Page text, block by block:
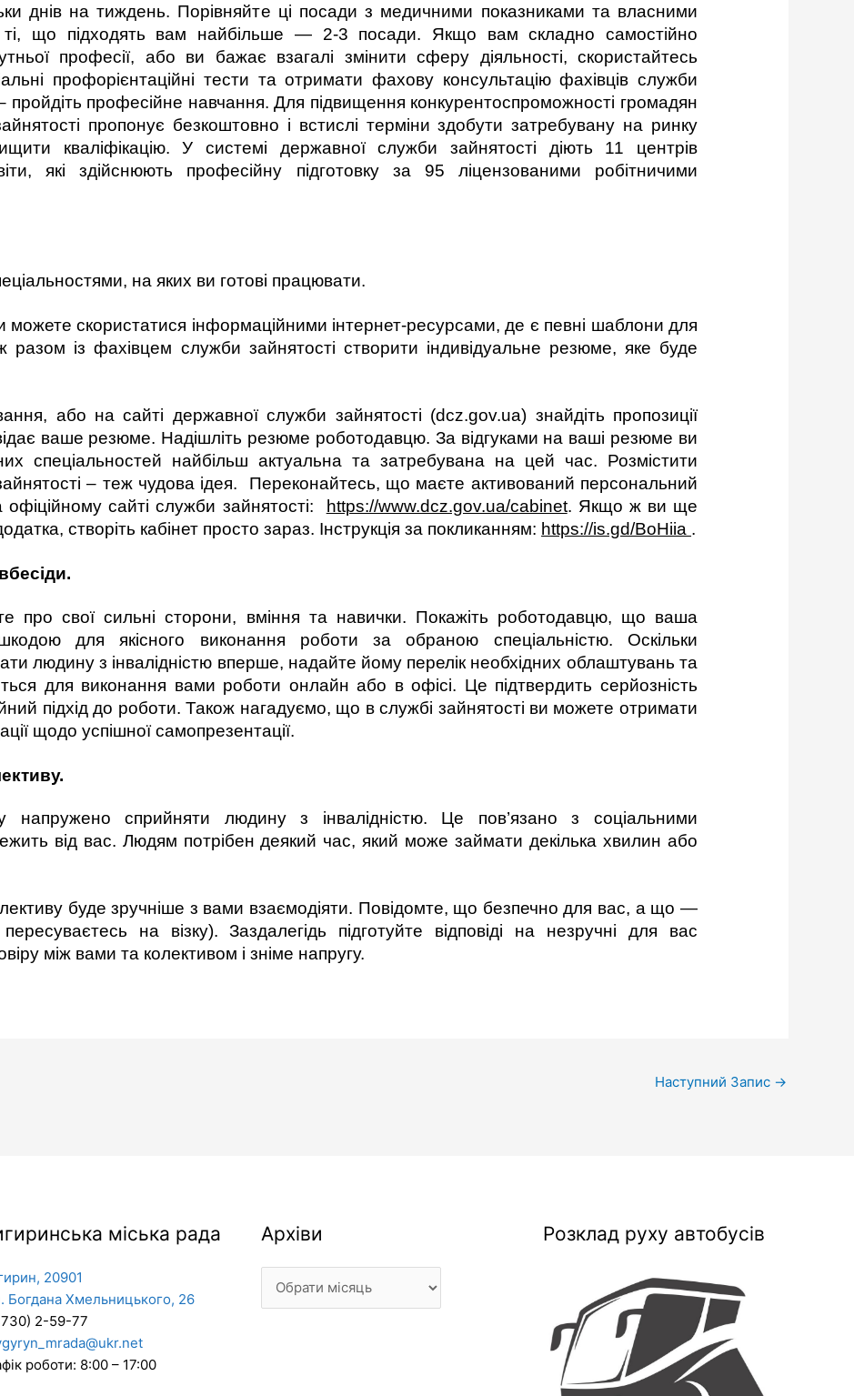
днів на тиждень. Порівняйте ці посади з медичними показниками та власними
ті, що підходять вам найбільше — 2-3 посади. Якщо вам складно самостійно
професії, або ви бажає взагалі змінити сферу діяльності, скористайтесь
профорієнтаційні тести та отримати фахову консультацію фахівців служби
пройдіть професійне навчання. Для підвищення конкурентоспроможності громадян
пропонує безкоштовно і встислі терміни здобути затребувану на ринку
кваліфікацію. У системі державної служби зайнятості діють 11 центрів
які здійснюють професійну підготовку за 95 ліцензованими робітничими
на яких ви готові працювати.
скористатися інформаційними інтернет-ресурсами, де є певні шаблони для
із фахівцем служби зайнятості створити індивідуальне резюме, яке буде
або на сайті державної служби зайнятості (dcz.gov.ua) знайдіть пропозиції
ваше резюме. Надішліть резюме роботодавцю. За відгуками на ваші резюме ви
спеціальностей найбільш актуальна та затребувана на цей час.
Розмістити
– теж чудова ідея. Переконайтесь, що маєте активований персональний
сайті служби зайнятості:
https://www.dcz.gov.ua/cabinet. Якщо ж ви ще
створіть кабінет просто зараз. Інструкція за покликанням: https://is.gd/BoHiia .
про свої сильні сторони, вміння та навички. Покажіть роботодавцю, що ваша
для якісного виконання роботи за обраною спеціальністю. Оскільки
людину з інвалідністю вперше, надайте йому перелік необхідних облаштувань та
для виконання вами роботи онлайн або в офісі. Це підтвердить серйозність
підхід до роботи. Також нагадуємо, що в службі зайнятості ви можете отримати
щодо успішної самопрезентації.
напружено сприйняти людину з інвалідністю. Це пов’язано з соціальними
від вас. Людям потрібен деякий час, який може займати декілька хвилин або
буде зручніше з вами взаємодіяти. Повідомте, що безпечно для вас, а що —
на візку). Заздалегідь підготуйте відповіді на незручні для вас
між вами та колективом і зніме напругу.
Наступний Запис →
міська рада
20901
Богдана Хмельницького, 26
2-59-77
роботи: 8:00 – 17:00
Архіви
Архіви Розклад руху автобусів